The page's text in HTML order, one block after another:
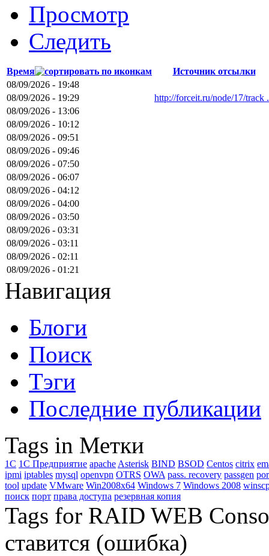
Просмотр
Следить
Время
Источник отсылки
08/09/2026 - 19:48
08/09/2026 - 19:29
http://forceit.ru/node/17/track
08/09/2026 - 13:06
08/09/2026 - 10:12
08/09/2026 - 09:51
08/09/2026 - 09:46
08/09/2026 - 07:50
08/09/2026 - 06:07
08/09/2026 - 04:12
08/09/2026 - 04:00
08/09/2026 - 03:50
08/09/2026 - 03:31
08/09/2026 - 03:11
08/09/2026 - 02:11
08/09/2026 - 01:21
Навигация
Блоги
Поиск
Тэги
Последние публикации
Tags in Метки
1C 1С Предприятие apache Asterisk BIND BSOD Centos citrix
ipmi iptables mysql openvpn OTRS OWA pass. recovery passgen
tool update VMware Win2008x64 Windows 7 Windows 2008
поиск порт права доступа резервная копия
Tags for RAID WEB
ставится (ошибка)